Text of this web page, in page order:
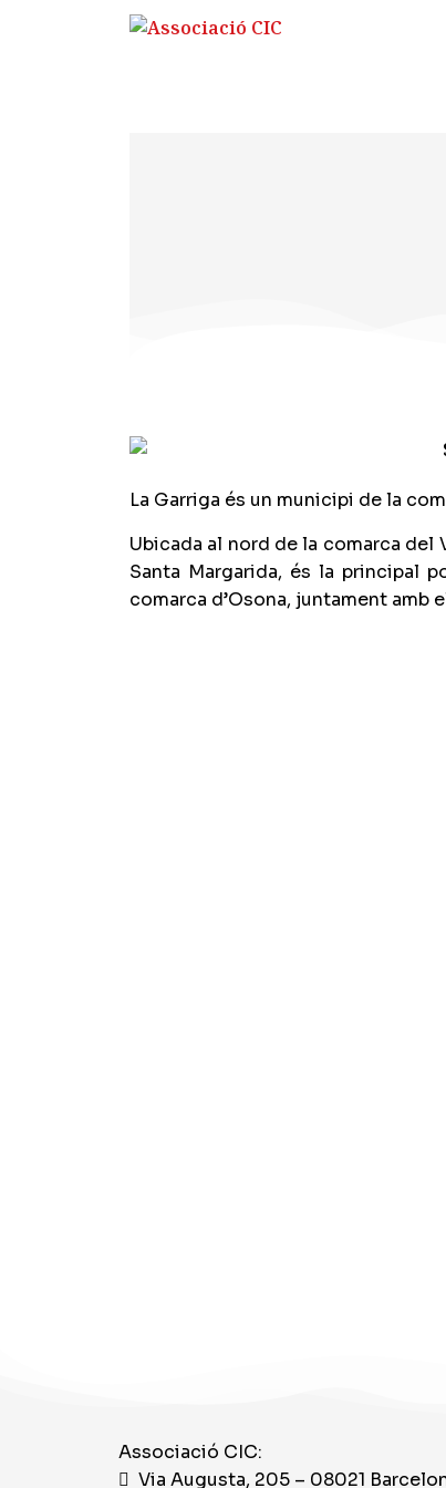
La Garriga és un municipi de la
Ubicada al nord de la comarca
Santa Margarida, és la principal
comarca d’Osona, juntament amb
Associació CIC:
Via Augusta, 205 – 08021